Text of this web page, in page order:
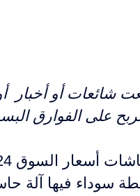
أو أخبار أو
على الفوارق
فيها آلة